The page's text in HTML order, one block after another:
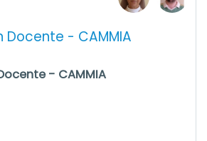
- CAMMIA
- CAMMIA